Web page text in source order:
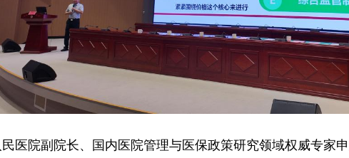
医院副院长、国内医院管理与医保政策研究领域权威专家